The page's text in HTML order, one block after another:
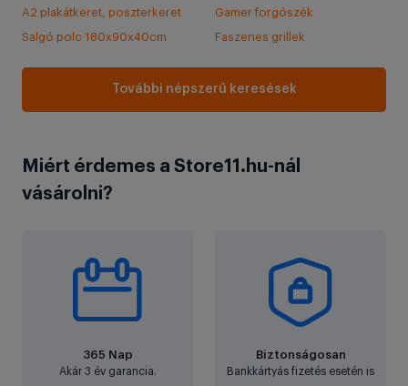
A2 plakátkeret, poszterkeret
Salgó polc 180x90x40cm
Gamer forgószék
Faszenes grillek
További népszerű keresések
Miért érdemes a Store11.hu-nál
vásárolni?
365 Nap
Akár 3 év garancia.
Biztonságosan
Bankkártyás fizetés esetén is